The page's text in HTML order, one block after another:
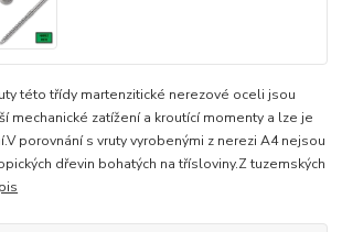
této třídy martenzitické nerezové oceli jsou
mechanické zatížení a kroutící momenty a lze je
porovnání s vruty vyrobenými z nerezi A4 nejsou
dřevin bohatých na třísloviny.Z tuzemských